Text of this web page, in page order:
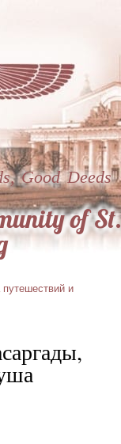
of St.
Good Deeds
и